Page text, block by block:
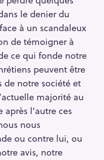
le denier du
à un scandaleux
de témoigner à
ce qui fonde notre
peuvent être
de notre société et
majorité au
l’autre ces
nous
ou contre lui, ou
avis, notre